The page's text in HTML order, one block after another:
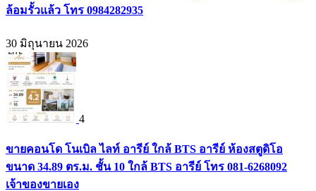
ล้อมรั้วแล้ว โทร 0984282935
30 มิถุนายน 2026
4
ขายคอนโด โนเบิล ไลท์ อารีย์ ใกล้ BTS อารีย์ ห้องสตูดิโอ
ขนาด 34.89 ตร.ม. ชั้น 10 ใกล้ BTS อารีย์ โทร 081-6268092
เจ้าของขายเอง